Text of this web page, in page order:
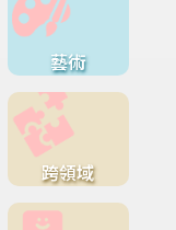
藝術
跨領域